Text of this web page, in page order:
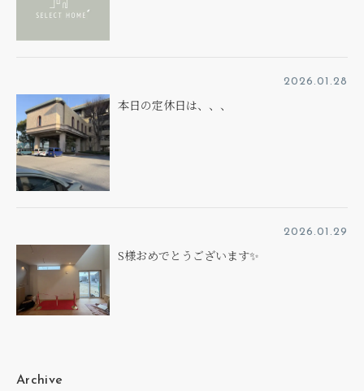
2026.01.28
本日の定休日は、、、
2026.01.29
S様おめでとうございます✨
Archive